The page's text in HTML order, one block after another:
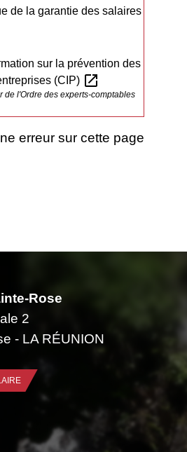
de la garantie des salaires
sur la prévention des
(CIP) open_in_new
de l'Ordre des experts-comptables
erreur sur cette page
Rose
2
- LA RÉUNION